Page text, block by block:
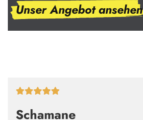
Unser Angebot ansehen
Schamane